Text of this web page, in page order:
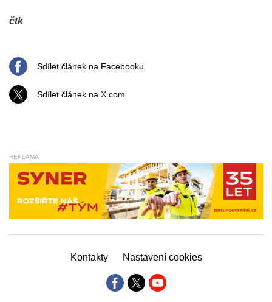
čtk
Sdílet článek na Facebooku
Sdílet článek na X.com
REKLAMA
Kontakty Nastavení cookies